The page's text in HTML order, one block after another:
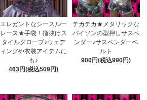
エレガントなシースルー
レース★手袋！指抜けス
タイルグローブ♪ウェデ
ィングや衣装アイテムに
も♪
463円(税込509円)
テカテカ★メタリックな
パイソンの型押しサスペ
ンダー♪サスペンダーベ
ルト
900円(税込990円)